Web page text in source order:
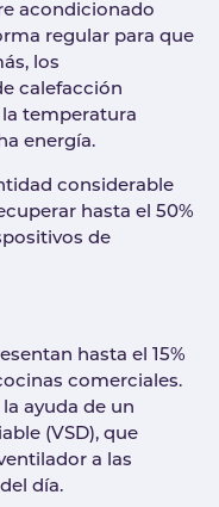
acondicionado
regular para que
los
calefacción
temperatura
energía.
considerable
hasta el 50%
de
hasta el 15%
comerciales.
ayuda de un
(VSD), que
a las
día.